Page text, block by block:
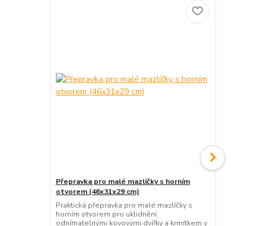
Přepravka pro malé mazlíčky s horním
otvorem (46x31x29 cm)
Praktická přepravka pro malé mazlíčky s
horním otvorem pro uklidnění,
odnímatelnými kovovými dvířky a krmítkem v